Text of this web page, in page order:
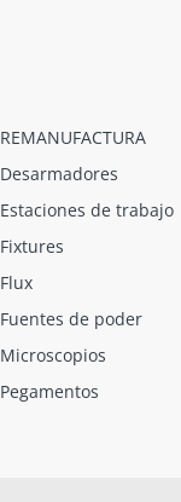
REMANUFACTURA
Desarmadores
Estaciones de trabajo
Fixtures
Flux
Fuentes de poder
Microscopios
Pegamentos